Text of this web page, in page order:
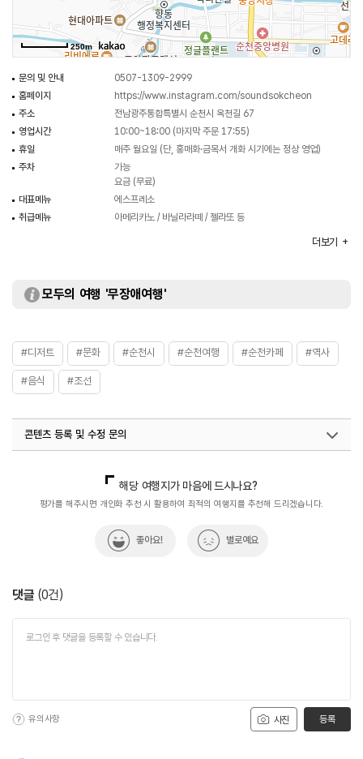
250m
문의 및 안내
0507-1309-2999
홈페이지
https://www.instagram.com/soundsokcheon
주소
전남광주통합특별시 순천시 옥천길 67
영업시간
10:00~18:00 (마지막 주문 17:55)
휴일
매주 월요일 (단, 홍매화·금목서 개화 시기에는 정상 영업)
주차
가능
요금 (무료)
대표메뉴
에스프레소
취급메뉴
아메리카노 / 바닐라라떼 / 젤라또 등
더보기
모두의 여행 '무장애여행'
#디저트 #문화 #순천시 #순천여행 #순천카페 #역사
#음식 #조선
콘텐츠 등록 및 수정 문의
해당 여행지가 마음에 드시나요?
평가를 해주시면 개인화 추천 시 활용하여 최적의 여행지를 추천해 드리겠습니다.
좋아요! 별로예요
댓글 (0건)
사진
유의사항 등록